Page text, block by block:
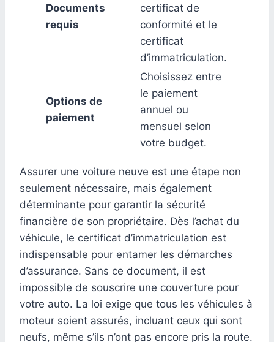
Documents
requis
certificat de
conformité et le
certificat
d’immatriculation.
Options de
paiement
Choisissez entre
le paiement
annuel ou
mensuel selon
votre budget.
Assurer une voiture neuve est une étape non
seulement nécessaire, mais également
déterminante pour garantir la sécurité
financière de son propriétaire. Dès l’achat du
véhicule, le certificat d’immatriculation est
indispensable pour entamer les démarches
d’assurance. Sans ce document, il est
impossible de souscrire une couverture pour
votre auto. La loi exige que tous les véhicules à
moteur soient assurés, incluant ceux qui sont
neufs, même s’ils n’ont pas encore pris la route.